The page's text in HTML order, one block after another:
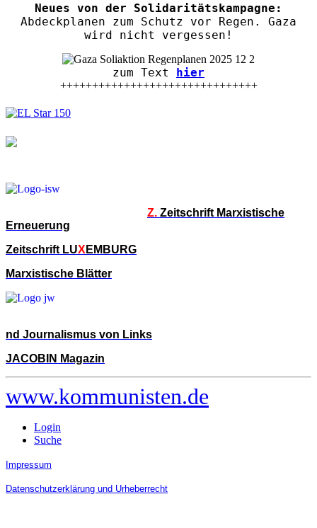
Neues von der Solidaritätskampagne:
Abdeckplanen zum Schutz vor Regen. Gaza
wird nicht vergessen!
zum Text hier
+++++++++++++++++++++++++++++++
Z. Zeitschrift Marxistische
Erneuerung
Zeitschrift LUX EMBURG
Marxistische Blätter
nd Journalismus von Links
JACOBIN Magazin
www.kommunisten.de
Login
Suche
Impressum
Datenschutzerklärung und Urheberrecht